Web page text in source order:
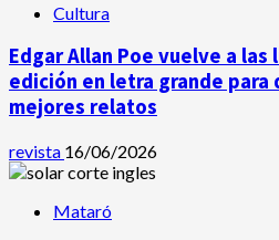
Cultura
Edgar Allan Poe vuelve a las
edición en letra grande para
mejores relatos
revista 16/06/2026
Mataró